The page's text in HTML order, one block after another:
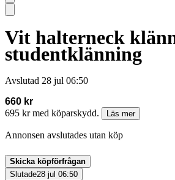
Vit halterneck
studentklänning
Avslutad 28 jul 06:50
660 kr
695 kr med köparskydd.
Läs mer
Annonsen avslutades utan köp
Skicka köpförfrågan
Slutade28 jul 06:50